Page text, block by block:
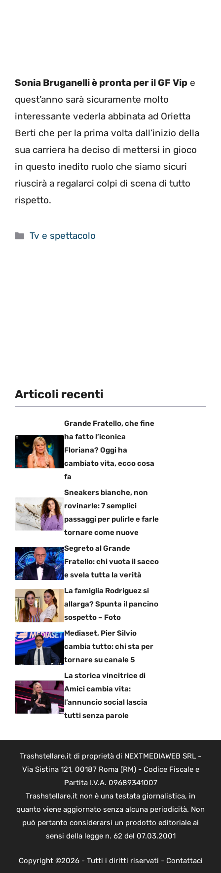
Sonia Bruganelli è pronta per il GF Vip e
quest’anno sarà sicuramente molto
interessante vederla abbinata ad Orietta
Berti che per la prima volta dall’inizio della
sua carriera ha deciso di mettersi in gioco
in questo inedito ruolo che siamo sicuri
riuscirà a regalarci colpi di scena di tutto
rispetto.
Categorie
Tv e spettacolo
Articoli recenti
Grande Fratello, che fine
ha fatto l’iconica
Floriana? Oggi ha
cambiato vita, ecco cosa
fa
Sneakers bianche, non
rovinarle: 7 semplici
passaggi per pulirle e farle
tornare come nuove
Segreto al Grande
Fratello: chi vuota il sacco
e svela tutta la verità
La famiglia Rodriguez si
allarga? Spunta il pancino
sospetto – Foto
Mediaset, Pier Silvio
cambia tutto: chi sta per
tornare su canale 5
La storica vincitrice di
Amici cambia vita:
l’annuncio social lascia
tutti senza parole
Trashstellare.it di proprietà di NEXTMEDIAWEB SRL -
Via Sistina 121, 00187 Roma (RM) - Codice Fiscale e
Partita I.V.A. 09689341007
Trashstellare.it non è una testata giornalistica, in
quanto viene aggiornato senza alcuna periodicità. Non
può pertanto considerarsi un prodotto editoriale ai
sensi della legge n. 62 del 07.03.2001
Copyright ©2026 - Tutti i diritti riservati - Contattaci